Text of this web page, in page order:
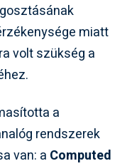
miatt
volt szükség a
a
rendszerek
van: a Computed